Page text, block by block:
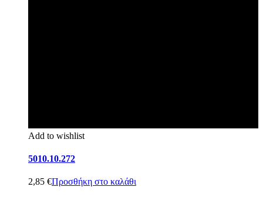
Add to wishlist
5010.10.272
2,85 €Προσθήκη στο καλάθι